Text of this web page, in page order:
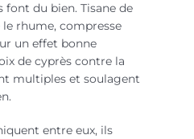
du bien. Tisane de
le rhume, compresse
un effet bonne
de cyprès contre la
multiples et soulagent
entre eux, ils